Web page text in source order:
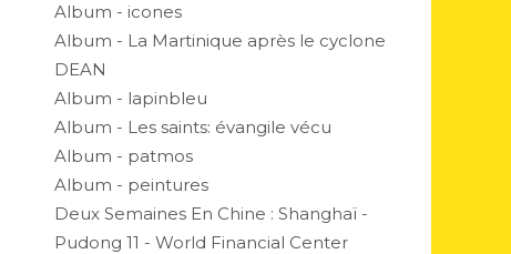
Album - icones
Album - La Martinique après le cyclone
DEAN
Album - lapinbleu
Album - Les saints: évangile vécu
Album - patmos
Album - peintures
Deux Semaines En Chine : Shanghaï -
Pudong 11 - World Financial Center